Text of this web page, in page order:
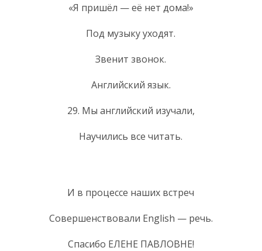
«Я пришёл — её нет дома!»
Под музыку уходят.
Звенит звонок.
Английский язык.
29. Мы английский изучали,
Научились все читать.
И в процессе наших встреч
Совершенствовали English — речь.
Спасибо ЕЛЕНЕ ПАВЛОВНЕ!